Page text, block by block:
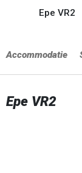
Epe VR2
Accommodatie
Epe VR2